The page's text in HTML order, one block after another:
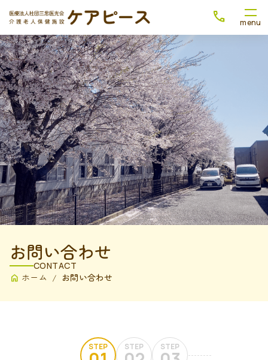
お問い合わせ
CONTACT
ホーム お問い合わせ
STEP STEP STEP